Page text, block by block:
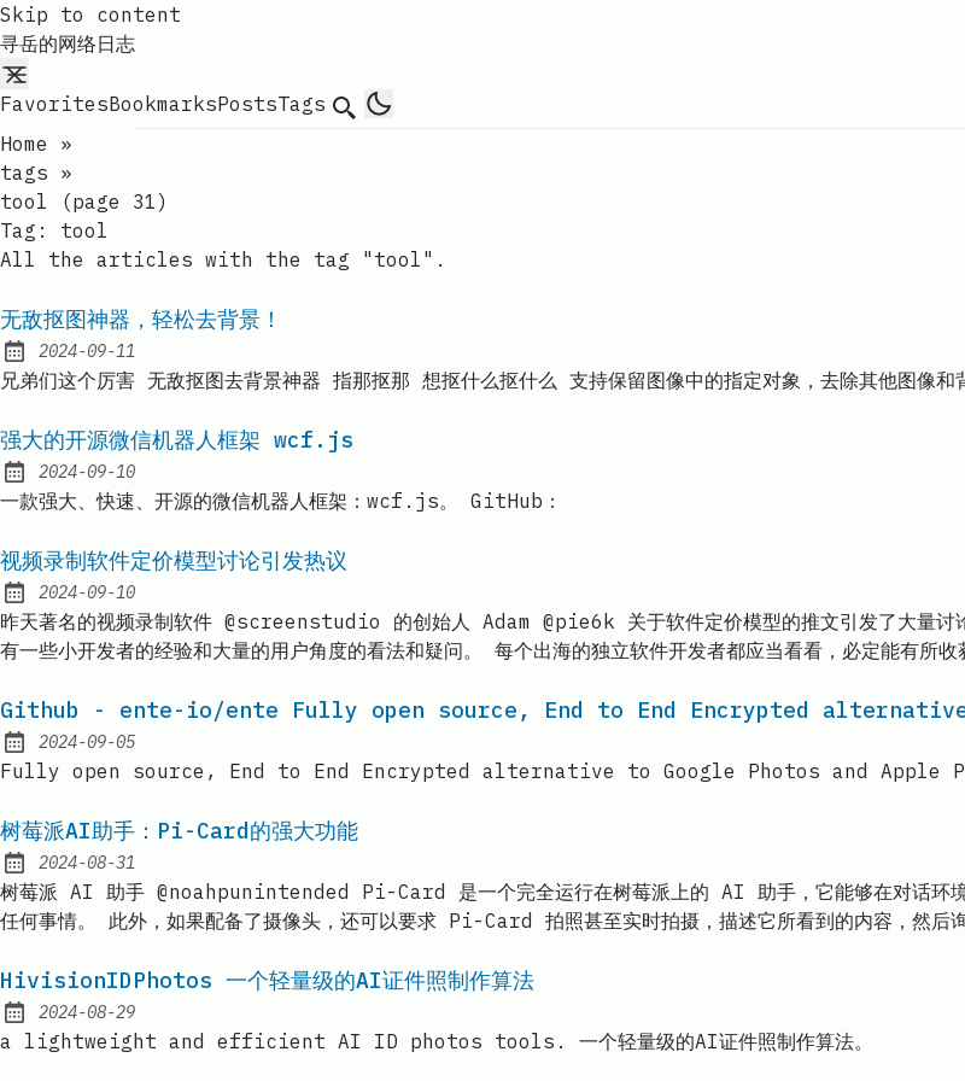
Skip to content
寻岳的网络日志
FavoritesBookmarksPostsTags Search
Home
»
tags »
tool (page 31)
Tag: tool
All the articles with the tag "tool".
无敌抠图神器，轻松去背景！
Published:
2024-09-11
兄弟们这个厉害 无敌抠图去背景神器 指那抠那 想抠什么抠什么 支持保留图像中的指定对象，去除其他图像
强大的开源微信机器人框架 wcf.js
Published:
2024-09-10
一款强大、快速、开源的微信机器人框架：wcf.js。 GitHub：
视频录制软件定价模型讨论引发热议
Published:
2024-09-10
昨天著名的视频录制软件 @screenstudio 的创始人 Adam @pie6k 关于软件定价模型的推文引发了大
有一些小开发者的经验和大量的用户角度的看法和疑问。 每个出海的独立软件开发者都应当看看，必定能有所
Github - ente-io/ente Fully open source, End to End Encrypted alternative
Published:
2024-09-05
Fully open source, End to End Encrypted alternative to Google Photos and Apple
树莓派AI助手：Pi-Card的强大功能
Published:
2024-08-31
树莓派 AI 助手 @noahpunintended Pi-Card 是一个完全运行在树莓派上的 AI 助手，它能够在对
任何事情。 此外，如果配备了摄像头，还可以要求 Pi-Card 拍照甚至实时拍摄，描述它所看到的内容，然后
HivisionIDPhotos 一个轻量级的AI证件照制作算法
Published:
2024-08-29
a lightweight and efficient AI ID photos tools. 一个轻量级的AI证件照制作算法。